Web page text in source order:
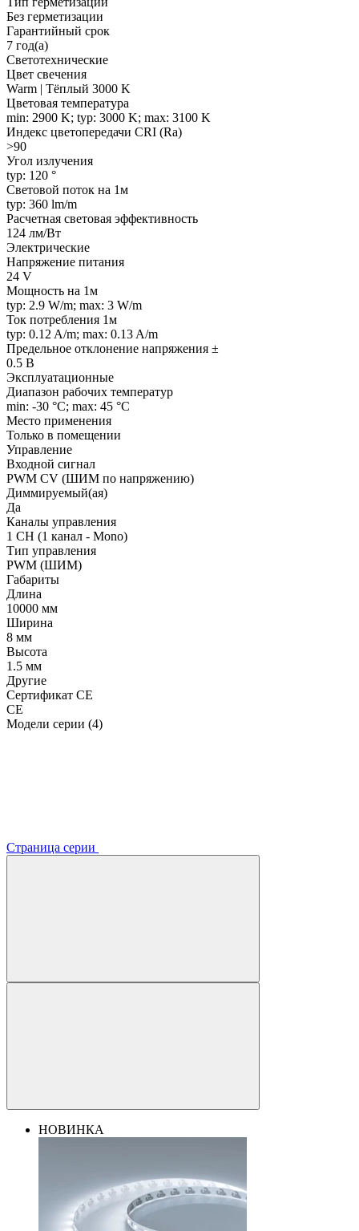
Без герметизации
Гарантийный срок
7 год(а)
Светотехнические
Цвет свечения
Warm | Тёплый 3000 K
Цветовая температура
min: 2900 K; typ: 3000 K; max: 3100 K
Индекс цветопередачи CRI (Ra)
>90
Угол излучения
typ: 120 °
Световой поток на 1м
typ: 360 lm/m
Расчетная световая эффективность
124 лм/Вт
Электрические
Напряжение питания
24 V
Мощность на 1м
typ: 2.9 W/m; max: 3 W/m
Ток потребления 1м
typ: 0.12 A/m; max: 0.13 A/m
Предельное отклонение напряжения ±
0.5 В
Эксплуатационные
Диапазон рабочих температур
min: -30 °C; max: 45 °C
Место применения
Только в помещении
Управление
Входной сигнал
PWM СV (ШИМ по напряжению)
Диммируемый(ая)
Да
Каналы управления
1 CH (1 канал - Mono)
Тип управления
PWM (ШИМ)
Габариты
Длина
10000 мм
Ширина
8 мм
Высота
1.5 мм
Другие
Сертификат CE
CE
Модели серии (4)
Страница серии
НОВИНКА